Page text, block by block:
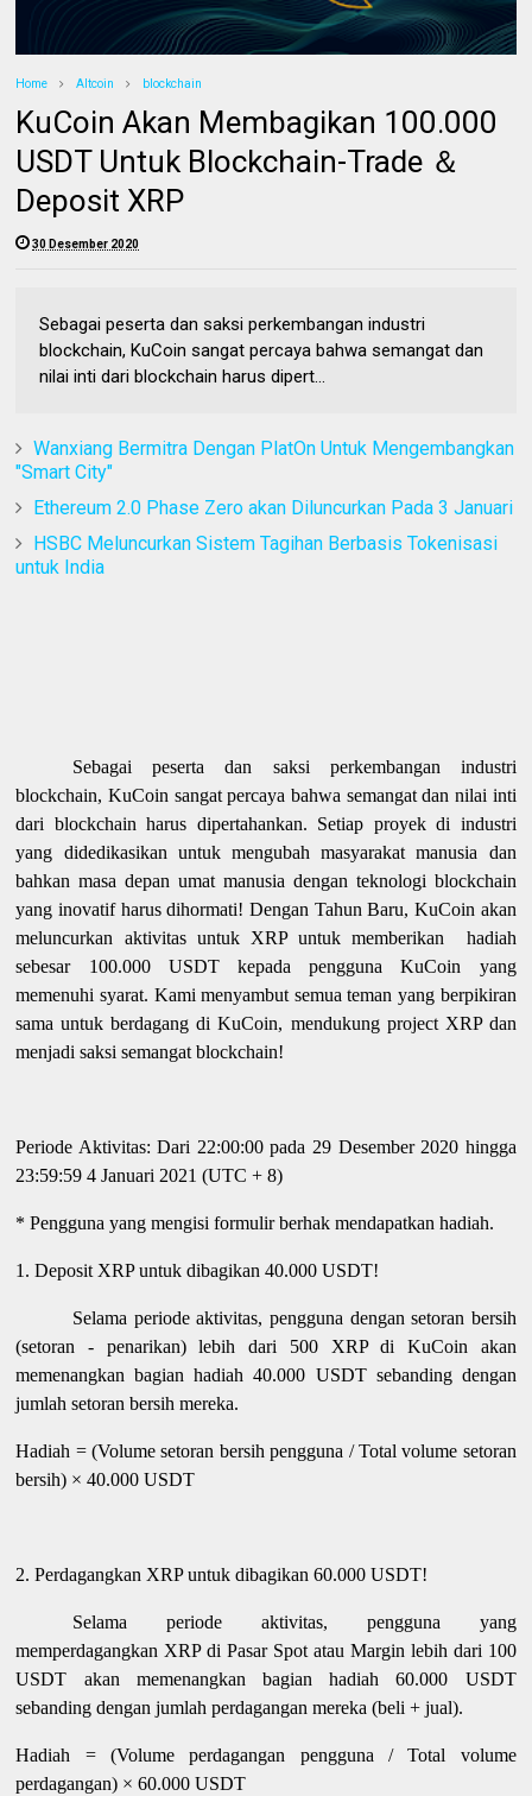
Home Altcoin blockchain
KuCoin Akan Membagikan 100.000
USDT Untuk Blockchain-Trade ＆
Deposit XRP
30 Desember 2020
Sebagai peserta dan saksi perkembangan industri
blockchain, KuCoin sangat percaya bahwa semangat dan
nilai inti dari blockchain harus dipert...
Wanxiang Bermitra Dengan PlatOn Untuk Mengembangkan
"Smart City"
Ethereum 2.0 Phase Zero akan Diluncurkan Pada 3 Januari
HSBC Meluncurkan Sistem Tagihan Berbasis Tokenisasi
untuk India
Sebagai peserta dan saksi perkembangan industri
blockchain, KuCoin sangat percaya bahwa semangat dan nilai inti
dari blockchain harus dipertahankan. Setiap proyek di industri
yang didedikasikan untuk mengubah masyarakat manusia dan
bahkan masa depan umat manusia dengan teknologi blockchain
yang inovatif harus dihormati! Dengan Tahun Baru, KuCoin akan
meluncurkan aktivitas untuk XRP untuk memberikan hadiah
sebesar 100.000 USDT kepada pengguna KuCoin yang
memenuhi syarat. Kami menyambut semua teman yang berpikiran
sama untuk berdagang di KuCoin, mendukung project XRP dan
menjadi saksi semangat blockchain!
Periode Aktivitas: Dari 22:00:00 pada 29 Desember 2020 hingga
23:59:59 4 Januari 2021 (UTC + 8)
* Pengguna yang mengisi formulir berhak mendapatkan hadiah.
1. Deposit XRP untuk dibagikan 40.000 USDT!
Selama periode aktivitas, pengguna dengan setoran bersih
(setoran - penarikan) lebih dari 500 XRP di KuCoin akan
memenangkan bagian hadiah 40.000 USDT sebanding dengan
jumlah setoran bersih mereka.
Hadiah = (Volume setoran bersih pengguna / Total volume setoran
bersih) × 40.000 USDT
2. Perdagangkan XRP untuk dibagikan 60.000 USDT!
Selama periode aktivitas, pengguna yang
memperdagangkan XRP di Pasar Spot atau Margin lebih dari 100
USDT akan memenangkan bagian hadiah 60.000 USDT
sebanding dengan jumlah perdagangan mereka (beli + jual).
Hadiah = (Volume perdagangan pengguna / Total volume
perdagangan) × 60.000 USDT